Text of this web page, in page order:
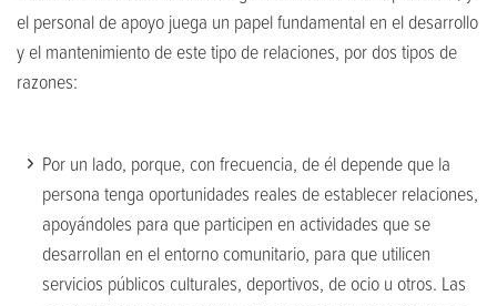
el personal de apoyo juega un papel fundamental en el desarrollo
y el mantenimiento de este tipo de relaciones, por dos tipos de
razones:
Por un lado, porque, con frecuencia, de él depende que la
persona tenga oportunidades reales de establecer relaciones,
apoyándoles para que participen en actividades que se
desarrollan en el entorno comunitario, para que utilicen
servicios públicos culturales, deportivos, de ocio u otros. Las